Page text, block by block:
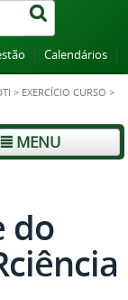
Calendários
> EXERCÍCIO CURSO >
MENU
do